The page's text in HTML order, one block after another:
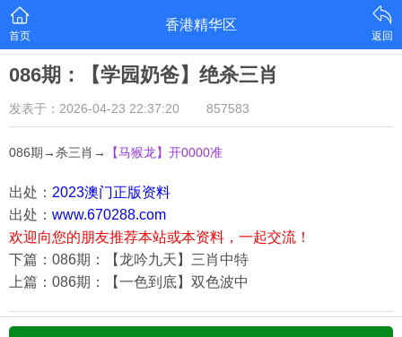
首页
香港精华区
返回
086期：【学园奶爸】绝杀三肖
发表于：2026-04-23 22:37:20 857583
086期→杀三肖→ 【马猴龙】开0000准
出处： 2023澳门正版资料
出处： www.670288.com
欢迎向您的朋友推荐本站或本资料，一起交流！
下篇：086期：【龙吟九天】三肖中特
上篇：086期：【一色到底】双色波中